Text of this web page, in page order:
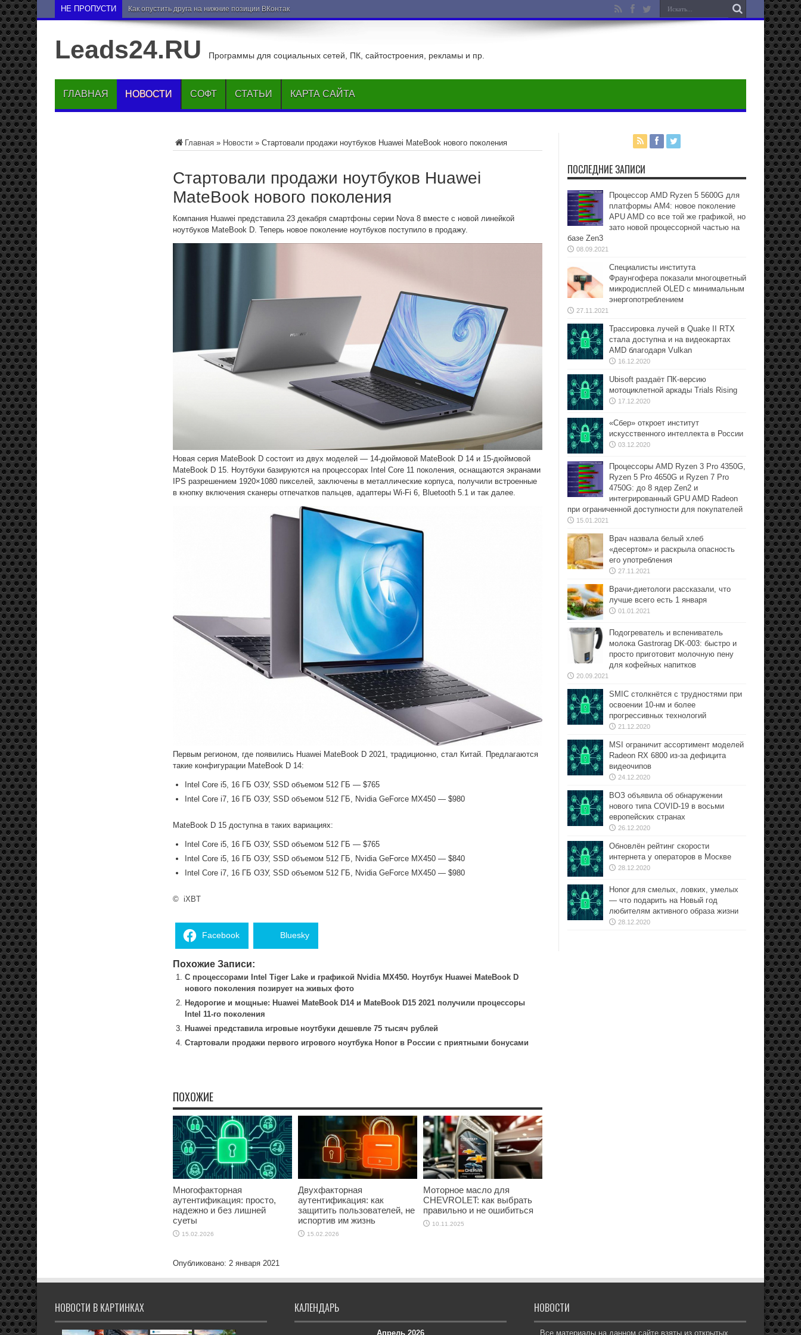
НЕ ПРОПУСТИ Как опустить друга на нижние позиции ВКонтакте
Leads24.RU Программы для социальных сетей, ПК, сайтостроения, рекламы и пр.
ГЛАВНАЯ НОВОСТИ СОФТ СТАТЬИ КАРТА САЙТА
Главная » Новости » Стартовали продажи ноутбуков Huawei MateBook нового поколения
Стартовали продажи ноутбуков Huawei
MateBook нового поколения
Компания Huawei представила 23 декабря смартфоны серии Nova 8 вместе с новой линейкой
ноутбуков MateBook D. Теперь новое поколение ноутбуков поступило в продажу.
Новая серия MateBook D состоит из двух моделей — 14-дюймовой MateBook D 14 и 15-дюймовой
MateBook D 15. Ноутбуки базируются на процессорах Intel Core 11 поколения, оснащаются экранами
IPS разрешением 1920×1080 пикселей, заключены в металлические корпуса, получили встроенные
в кнопку включения сканеры отпечатков пальцев, адаптеры Wi-Fi 6, Bluetooth 5.1 и так далее.
Первым регионом, где появились Huawei MateBook D 2021, традиционно, стал Китай. Предлагаются
такие конфигурации MateBook D 14:
Intel Core i5, 16 ГБ ОЗУ, SSD объемом 512 ГБ — $765
Intel Core i7, 16 ГБ ОЗУ, SSD объемом 512 ГБ, Nvidia GeForce MX450 — $980
MateBook D 15 доступна в таких вариациях:
Intel Core i5, 16 ГБ ОЗУ, SSD объемом 512 ГБ — $765
Intel Core i5, 16 ГБ ОЗУ, SSD объемом 512 ГБ, Nvidia GeForce MX450 — $840
Intel Core i7, 16 ГБ ОЗУ, SSD объемом 512 ГБ, Nvidia GeForce MX450 — $980
© iXBT
Facebook Bluesky
Похожие Записи:
С процессорами Intel Tiger Lake и графикой Nvidia MX450. Ноутбук Huawei MateBook D
нового поколения позирует на живых фото
Недорогие и мощные: Huawei MateBook D14 и MateBook D15 2021 получили процессоры
Intel 11-го поколения
Huawei представила игровые ноутбуки дешевле 75 тысяч рублей
Стартовали продажи первого игрового ноутбука Honor в России с приятными бонусами
ПОХОЖИЕ
Многофакторная
аутентификация: просто,
надежно и без лишней
суеты
15.02.2026
Двухфакторная
аутентификация: как
защитить пользователей, не
испортив им жизнь
15.02.2026
Моторное масло для
CHEVROLET: как выбрать
правильно и не ошибиться
10.11.2025
Опубликовано: 2 января 2021
ПОСЛЕДНИЕ ЗАПИСИ
Процессор AMD Ryzen 5 5600G для
платформы АМ4: новое поколение
APU AMD со все той же графикой, но
зато новой процессорной частью на
базе Zen3
08.09.2021
Специалисты института
Фраунгофера показали многоцветный
микродисплей OLED с минимальным
энергопотреблением
27.11.2021
Трассировка лучей в Quake II RTX
стала доступна и на видеокартах
AMD благодаря Vulkan
16.12.2020
Ubisoft раздаёт ПК-версию
мотоциклетной аркады Trials Rising
17.12.2020
«Сбер» откроет институт
искусственного интеллекта в России
03.12.2020
Процессоры AMD Ryzen 3 Pro 4350G,
Ryzen 5 Pro 4650G и Ryzen 7 Pro
4750G: до 8 ядер Zen2 и
интегрированный GPU AMD Radeon
при ограниченной доступности для покупателей
15.01.2021
Врач назвала белый хлеб
«десертом» и раскрыла опасность
его употребления
27.11.2021
Врачи-диетологи рассказали, что
лучше всего есть 1 января
01.01.2021
Подогреватель и вспениватель
молока Gastrorag DK-003: быстро и
просто приготовит молочную пену
для кофейных напитков
20.09.2021
SMIC столкнётся с трудностями при
освоении 10-нм и более
прогрессивных технологий
21.12.2020
MSI ограничит ассортимент моделей
Radeon RX 6800 из-за дефицита
видеочипов
24.12.2020
ВОЗ объявила об обнаружении
нового типа COVID-19 в восьми
европейских странах
26.12.2020
Обновлён рейтинг скорости
интернета у операторов в Москве
28.12.2020
Honor для смелых, ловких, умелых
— что подарить на Новый год
любителям активного образа жизни
28.12.2020
НОВОСТИ В КАРТИНКАХ КАЛЕНДАРЬ
Апрель 2026
НОВОСТИ
Все материалы на данном сайте взяты из открытых